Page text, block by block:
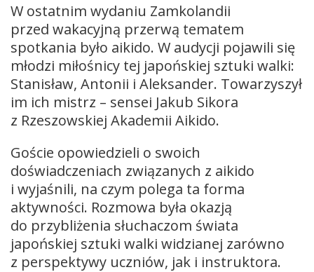
W ostatnim wydaniu Zamkolandii
przed wakacyjną przerwą tematem
spotkania było aikido. W audycji pojawili się
młodzi miłośnicy tej japońskiej sztuki walki:
Stanisław, Antonii i Aleksander. Towarzyszył
im ich mistrz – sensei Jakub Sikora
z Rzeszowskiej Akademii Aikido.
Goście opowiedzieli o swoich
doświadczeniach związanych z aikido
i wyjaśnili, na czym polega ta forma
aktywności. Rozmowa była okazją
do przybliżenia słuchaczom świata
japońskiej sztuki walki widzianej zarówno
z perspektywy uczniów, jak i instruktora.